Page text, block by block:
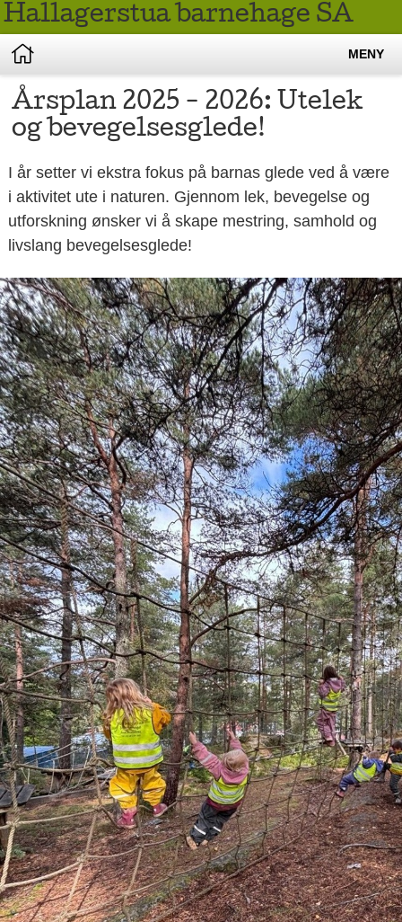
Hallagerstua barnehage SA
MENY
Årsplan 2025 - 2026: Utelek
og bevegelsesglede!
I år setter vi ekstra fokus på barnas glede ved å være
i aktivitet ute i naturen. Gjennom lek, bevegelse og
utforskning ønsker vi å skape mestring, samhold og
livslang bevegelsesglede!